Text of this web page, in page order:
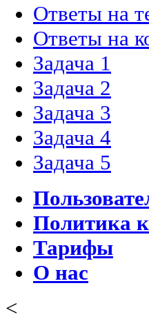
Ответы на
Ответы на
Задача 1
Задача 2
Задача 3
Задача 4
Задача 5
Политика
Тарифы
О нас
<